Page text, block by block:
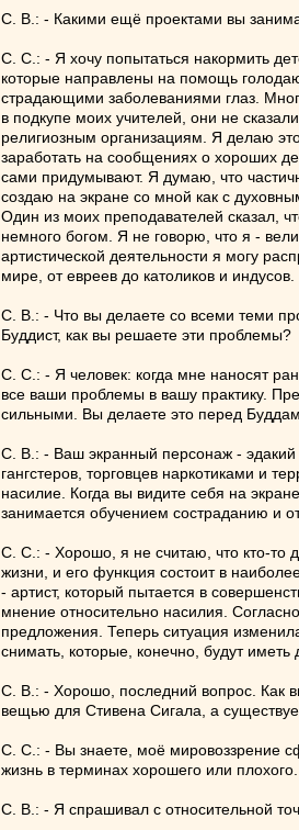
С. В.: - Какими ещё проектами вы
С. С.: - Я хочу попытаться накормить
которые направлены на помощь
страдающими заболеваниями глаз.
в подкупе моих учителей, они не
религиозным организациям. Я делаю
заработать на сообщениях о хороших
сами придумывают. Я думаю, что
создаю на экране со мной как с
Один из моих преподавателей сказал,
немного богом. Я не говорю, что я -
артистической деятельности я могу
мире, от евреев до католиков и индусов.
С. В.: - Что вы делаете со всеми теми
Буддист, как вы решаете эти проблемы?
С. С.: - Я человек: когда мне наносят
все ваши проблемы в вашу практику.
сильными. Вы делаете это перед
С. В.: - Ваш экранный персонаж -
гангстеров, торговцев наркотиками и
насилие. Когда вы видите себя на
занимается обучением состраданию и
С. С.: - Хорошо, я не считаю, что кто-то
жизни, и его функция состоит в
- артист, который пытается в
мнение относительно насилия.
предложения. Теперь ситуация
снимать, которые, конечно, будут
С. В.: - Хорошо, последний вопрос. Как
вещью для Стивена Сигала, а
С. С.: - Вы знаете, моё мировоззрение
жизнь в терминах хорошего или плохого.
С. В.: - Я спрашивал с относительной